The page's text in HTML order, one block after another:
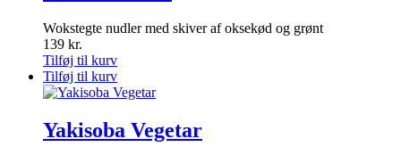
Wokstegte nudler med skiver af oksekød og grønt
139 kr.
Tilføj til kurv
Tilføj til kurv
Yakisoba Vegetar